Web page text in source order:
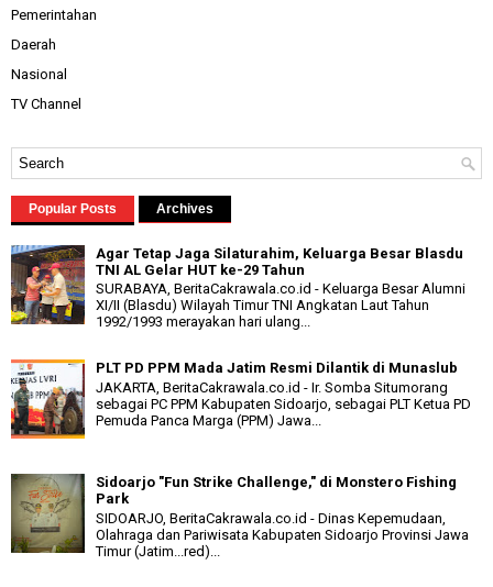
Pemerintahan
Daerah
Nasional
TV Channel
Popular Posts Archives
Agar Tetap Jaga Silaturahim, Keluarga Besar Blasdu
TNI AL Gelar HUT ke-29 Tahun
SURABAYA, BeritaCakrawala.co.id - Keluarga Besar Alumni
XI/II (Blasdu) Wilayah Timur TNI Angkatan Laut Tahun
1992/1993 merayakan hari ulang...
PLT PD PPM Mada Jatim Resmi Dilantik di Munaslub
JAKARTA, BeritaCakrawala.co.id - Ir. Somba Situmorang
sebagai PC PPM Kabupaten Sidoarjo, sebagai PLT Ketua PD
Pemuda Panca Marga (PPM) Jawa...
Sidoarjo "Fun Strike Challenge," di Monstero Fishing
Park
SIDOARJO, BeritaCakrawala.co.id - Dinas Kepemudaan,
Olahraga dan Pariwisata Kabupaten Sidoarjo Provinsi Jawa
Timur (Jatim...red)...